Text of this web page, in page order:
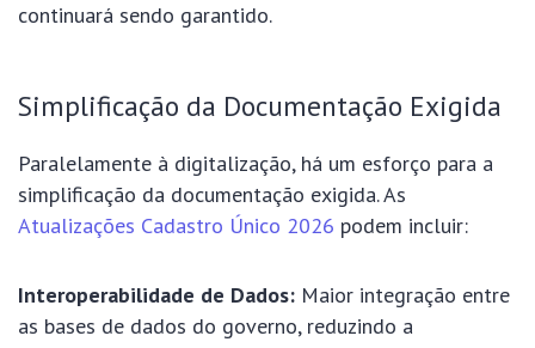
continuará sendo garantido.
Simplificação da Documentação Exigida
Paralelamente à digitalização, há um esforço para a
simplificação da documentação exigida. As
Atualizações Cadastro Único 2026 podem incluir:
Interoperabilidade de Dados: Maior integração entre
as bases de dados do governo, reduzindo a